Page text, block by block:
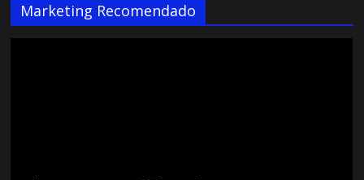
Marketing Recomendado